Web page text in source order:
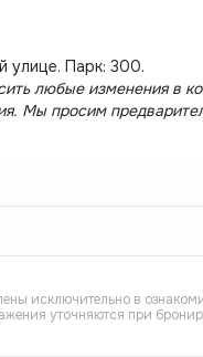
улице. Парк: 300.
любые изменения в
Мы просим
исключительно в
уточняются при